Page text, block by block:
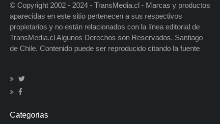
© Copyright 2002 - 2024 - TransMedia.cl - Marcas y productos
aparecidas en este sitio pertenecen a sus respectivos
propietarios y no están relacionados con la línea editorial de
TransMedia.cl Algunos Derechos son Reservados. Santiago
de Chile. Contenido puede ser reproducido citando la fuente
Categorias